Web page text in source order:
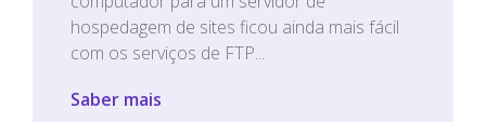
hospedagem de sites ficou ainda mais fácil
com os serviços de FTP...
Saber mais